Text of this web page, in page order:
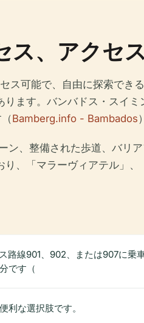
ス、アクセ
ス可能で、自由に探索でき
ます。バンバドス・スイ
Bamberg.info - Bambados
ン、整備された歩道、バリ
、「マラーヴィアテル」
路線901、902、または907に乗
です（
利な選択肢です。